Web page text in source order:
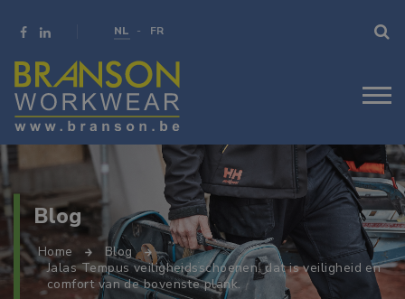
NL FR
Blog
Home
Blog
Jalas Tempus veiligheidsschoenen, dat is veiligheid en
comfort van de bovenste plank.